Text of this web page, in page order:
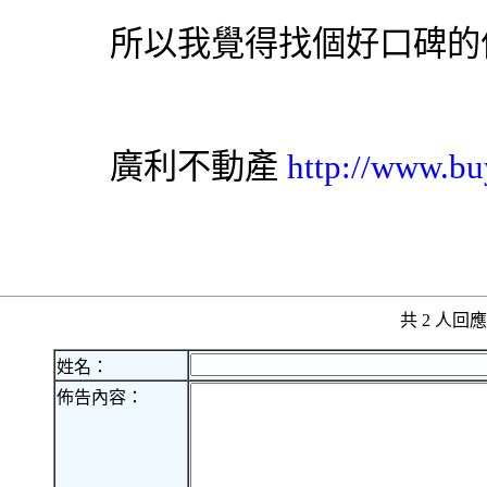
所以我覺得找個好口碑
廣利不動產 http://
共 2 人回
姓名：
佈告內容：